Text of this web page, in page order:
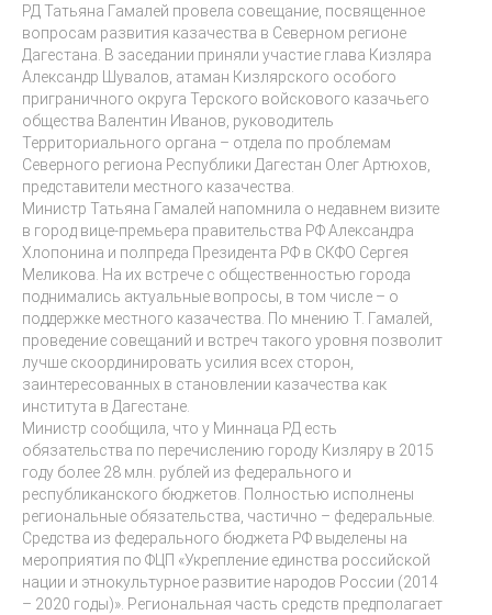
РД Татьяна Гамалей провела совещание, посвященное
вопросам развития казачества в Северном регионе
Дагестана. В заседании приняли участие глава Кизляра
Александр Шувалов, атаман Кизлярского особого
приграничного округа Терского войскового казачьего
общества Валентин Иванов, руководитель
Территориального органа – отдела по проблемам
Северного региона Республики Дагестан Олег Артюхов,
представители местного казачества.
Министр Татьяна Гамалей напомнила о недавнем визите
в город вице-премьера правительства РФ Александра
Хлопонина и полпреда Президента РФ в СКФО Сергея
Меликова. На их встрече с общественностью города
поднимались актуальные вопросы, в том числе – о
поддержке местного казачества. По мнению Т. Гамалей,
проведение совещаний и встреч такого уровня позволит
лучше скоординировать усилия всех сторон,
заинтересованных в становлении казачества как
института в Дагестане.
Министр сообщила, что у Миннаца РД есть
обязательства по перечислению городу Кизляру в 2015
году более 28 млн. рублей из федерального и
республиканского бюджетов. Полностью исполнены
региональные обязательства, частично – федеральные.
Средства из федерального бюджета РФ выделены на
мероприятия по ФЦП «Укрепление единства российской
нации и этнокультурное развитие народов России (2014
– 2020 годы)». Региональная часть средств предполагает